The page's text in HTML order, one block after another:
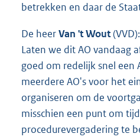
betrekken en daar de
De heerVan 't Wout
Laten we dit AO vandaag
goed om redelijk snel een
meerdere AO's voor het
organiseren om de
misschien een punt om
procedurevergadering te